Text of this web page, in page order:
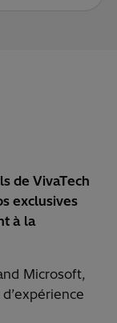
de VivaTech
exclusives
à la
Microsoft,